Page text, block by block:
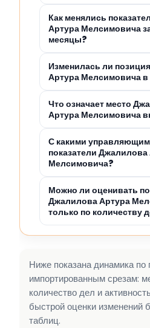
Как менялись
Артура Мелсимовича
месяцы?
Изменилась ли
Артура Мелсимовича в
Что означает место
Артура Мелсимовича
С какими
показатели
Мелсимовича?
Можно ли оценивать
Джалилова Артура
только по количеству
Ниже показана динамика по
импортированным срезам:
количество дел и
быстрой оценки изменений
таблиц.